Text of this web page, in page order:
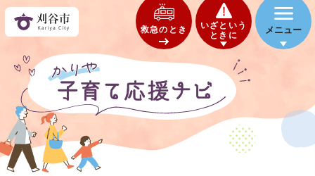
救急のとき
いざという
ときに
メニュー